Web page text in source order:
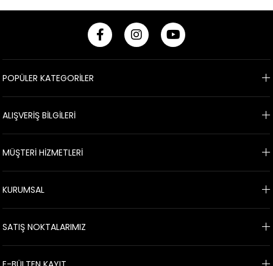
POPÜLER KATEGORİLER
ALIŞVERİŞ BİLGİLERİ
MÜŞTERİ HİZMETLERİ
KURUMSAL
SATIŞ NOKTALARIMIZ